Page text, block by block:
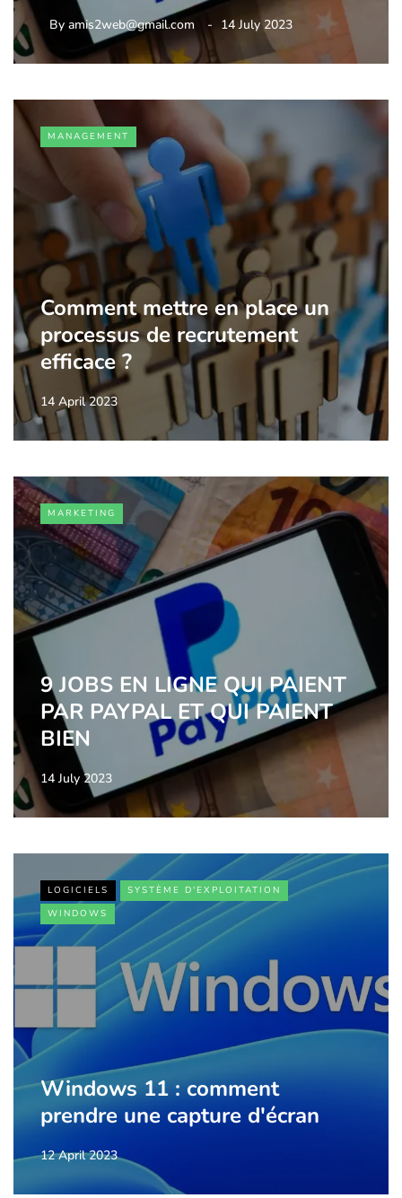
By amis2web@gmail.com 14 July 2023
MANAGEMENT
Comment mettre en place un
processus de recrutement
efficace ?
14 April 2023
MARKETING
9 JOBS EN LIGNE QUI PAIENT
PAR PAYPAL ET QUI PAIENT
BIEN
14 July 2023
LOGICIELS
SYSTÈME D'EXPLOITATION
WINDOWS
Windows 11 : comment
prendre une capture d'écran
12 April 2023